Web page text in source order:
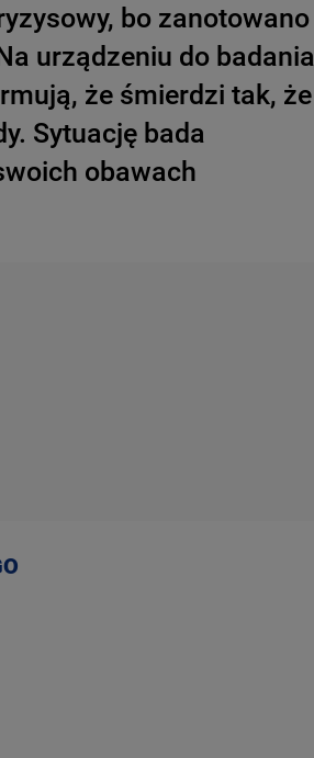
bo zanotowano
urządzeniu do badania
że śmierdzi tak, że
Sytuację bada
obawach